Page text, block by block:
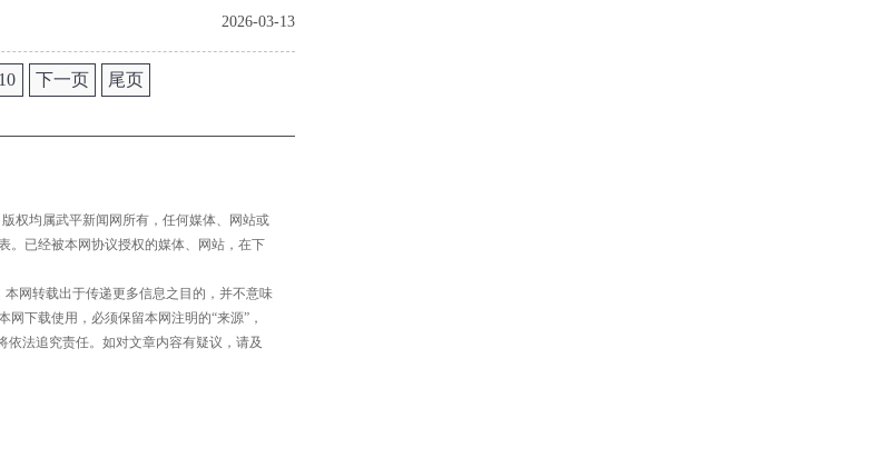
2026-03-13
10 下一页 尾页
权均属武平新闻网所有，任何媒体、网站或
。已经被本网协议授权的媒体、网站，在下
网转载出于传递更多信息之目的，并不意味
下载使用，必须保留本网注明的“来源”，
依法追究责任。如对文章内容有疑议，请及